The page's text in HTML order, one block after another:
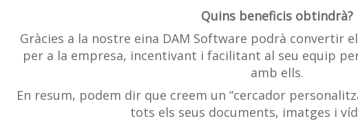
Quins beneficis obtindrà?
Gràcies a la nostre eina DAM Software podrà convertir
per a la empresa, incentivant i facilitant al seu equip
amb ells.
En resum, podem dir que creem un “cercador
tots els seus documents, imatges i